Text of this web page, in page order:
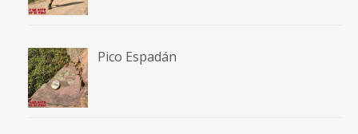
Pico Espadán